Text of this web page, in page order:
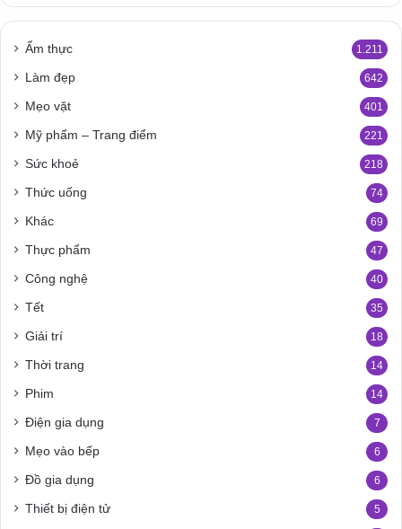
Ẩm thực 1.211
Làm đẹp 642
Mẹo vặt 401
Mỹ phẩm – Trang điểm 221
Sức khoẻ 218
Thức uống 74
Khác 69
Thực phẩm 47
Công nghệ 40
Tết 35
Giải trí 18
Thời trang 14
Phim 14
Điện gia dụng 7
Mẹo vào bếp 6
Đồ gia dụng 6
Thiết bị điện tử 5